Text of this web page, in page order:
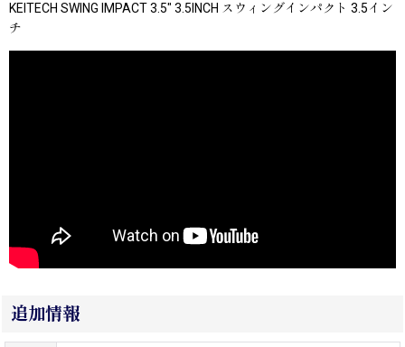
KEITECH SWING IMPACT 3.5" 3.5INCH スウィングインパクト 3.5イン
チ
追加情報